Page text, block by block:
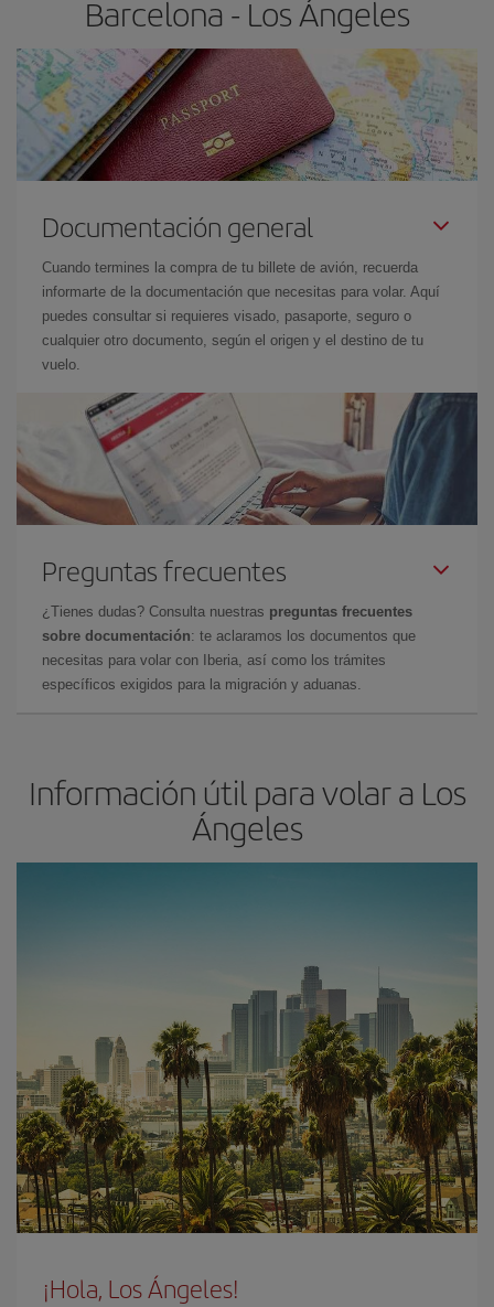
Barcelona - Los Ángeles
Documentación general
Cuando termines la compra de tu billete de avión, recuerda
informarte de la documentación que necesitas para volar. Aquí
puedes consultar si requieres visado, pasaporte, seguro o
cualquier otro documento, según el origen y el destino de tu
vuelo.
Preguntas frecuentes
¿Tienes dudas? Consulta nuestras preguntas frecuentes
sobre documentación: te aclaramos los documentos que
necesitas para volar con Iberia, así como los trámites
específicos exigidos para la migración y aduanas.
Información útil para volar a Los
Ángeles
¡Hola, Los Ángeles!